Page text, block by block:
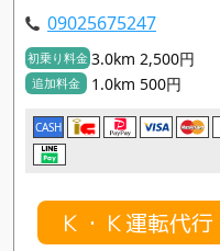
09025675247
初乗り料金 3.0km 2,500円
追加料金 1.0km 500円
CASH
Ｋ・Ｋ運転代